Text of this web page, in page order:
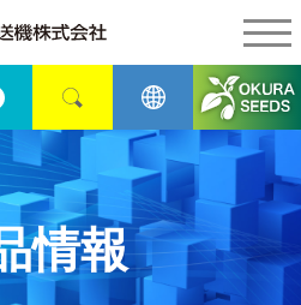
情報